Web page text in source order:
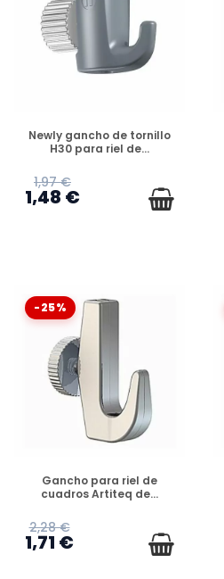
DISPONIBLE
Newly gancho de tornillo
H30 para riel de...
1,97 €
1,48 €
-25%
DISPONIBLE
Gancho para riel de
cuadros Artiteq de...
2,28 €
1,71 €